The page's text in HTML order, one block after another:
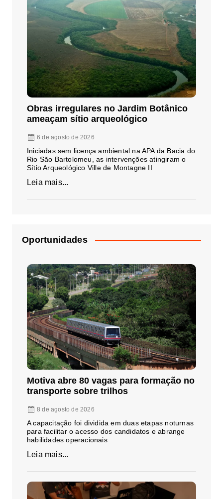
Obras irregulares no Jardim Botânico
ameaçam sítio arqueológico
6 de agosto de 2026
Iniciadas sem licença ambiental na APA da Bacia do
Rio São Bartolomeu, as intervenções atingiram o
Sítio Arqueológico Ville de Montagne II
Leia mais...
Oportunidades
Motiva abre 80 vagas para formação no
transporte sobre trilhos
8 de agosto de 2026
A capacitação foi dividida em duas etapas noturnas
para facilitar o acesso dos candidatos e abrange
habilidades operacionais
Leia mais...